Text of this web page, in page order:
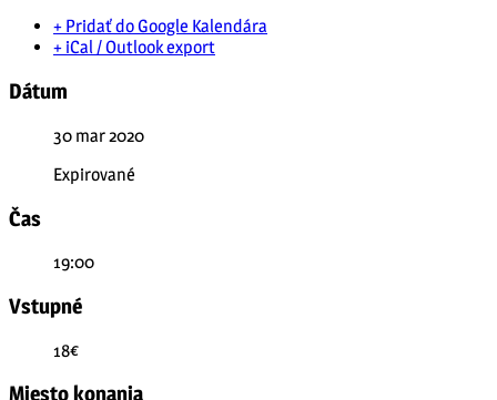
+ Pridať do Google Kalendára
+ iCal / Outlook export
Dátum
30 mar 2020
Expirované
Čas
19:00
Vstupné
18€
Miesto konania